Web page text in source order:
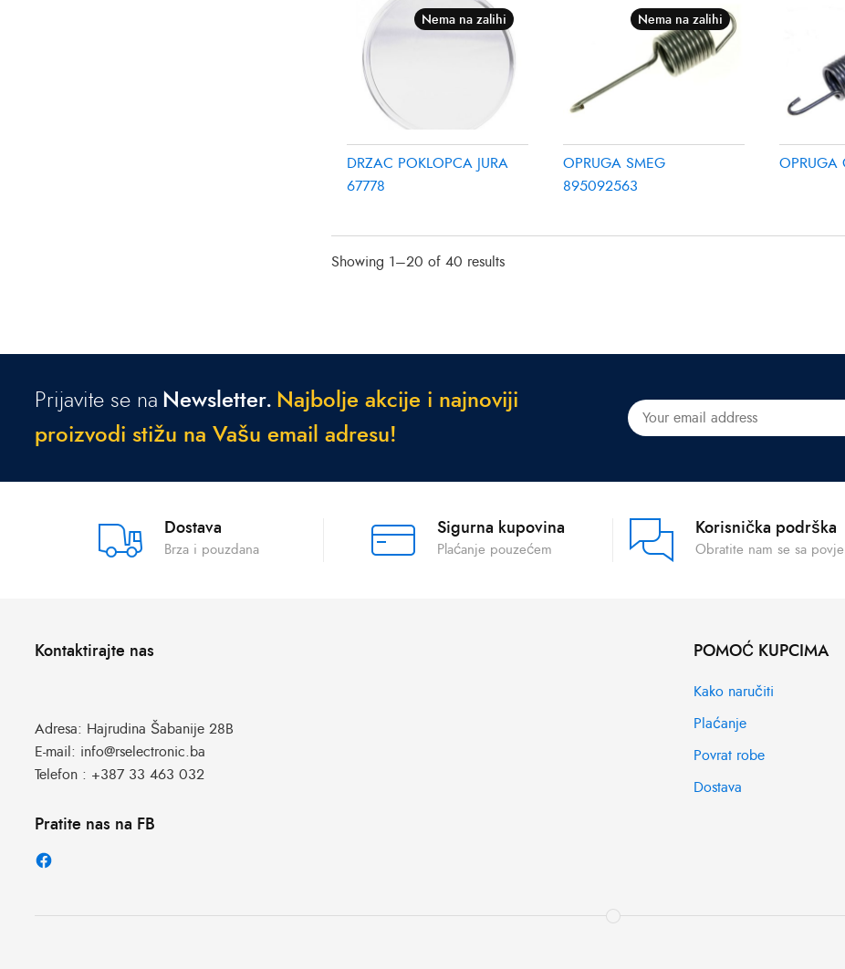
Nema na zalihi
DRZAC POKLOPCA JURA
67778
Nema na zalihi
OPRUGA SMEG
895092563
OPRUGA
Showing 1–20 of 40 results
Prijavite se na Newsletter. Naj bo je a kcije i najnoviji
proizvod i stižu na Vašu emai ad resu!
Dostava
Brza i pouzdana
Sigurna kupovina
Plaćanje pouzećem
Korisnička podrška
Obratite nam se sa
Kontaktirajte nas
Adresa: Hajrudina Šabanije 28B
E-mail: info@rselectronic.ba
Telefon : +387 33 463 032
Pratite nas na FB
POMOĆ KUPCIMA
Kako naručiti
Plaćanje
Povrat robe
Dostava